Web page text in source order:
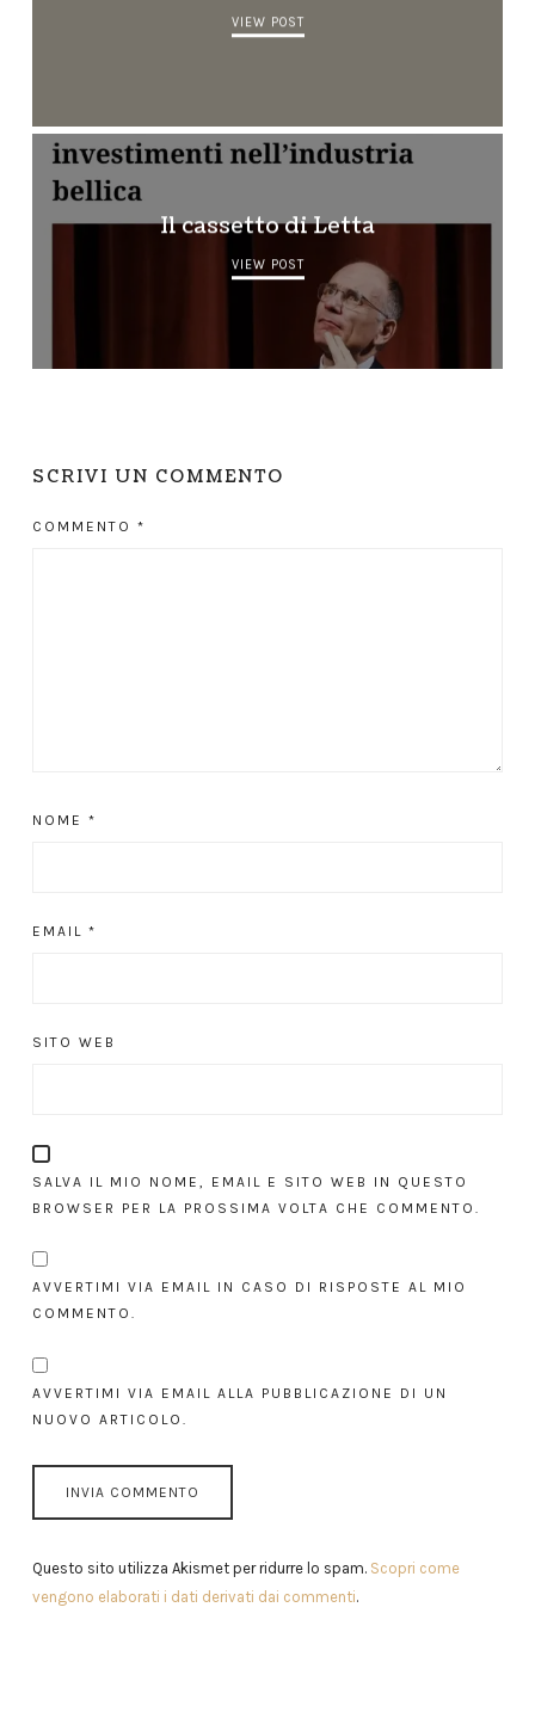
VIEW POST
Il cassetto di Letta
VIEW POST
SCRIVI UN COMMENTO
COMMENTO *
NOME *
EMAIL *
SITO WEB
SALVA IL MIO NOME, EMAIL E SITO WEB IN QUESTO
BROWSER PER LA PROSSIMA VOLTA CHE COMMENTO.
AVVERTIMI VIA EMAIL IN CASO DI RISPOSTE AL MIO
COMMENTO.
AVVERTIMI VIA EMAIL ALLA PUBBLICAZIONE DI UN
NUOVO ARTICOLO.
Questo sito utilizza Akismet per ridurre lo spam. Scopri come
vengono elaborati i dati derivati dai commenti.